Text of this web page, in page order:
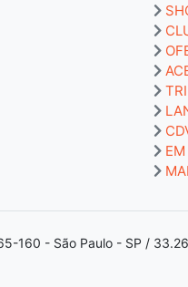
160 - São Paulo - SP /